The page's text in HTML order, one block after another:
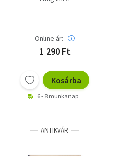
Online ár:
1 290 Ft
Kosárba
6 - 8 munkanap
ANTIKVÁR